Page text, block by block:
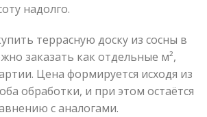
надолго.
террасную доску из сосны в
заказать как отдельные м²,
Цена формируется исходя из
обработки, и при этом остаётся
с аналогами.